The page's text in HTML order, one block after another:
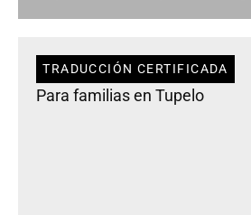
TRADUCCIÓN CERTIFICADA
Para familias en Tupelo